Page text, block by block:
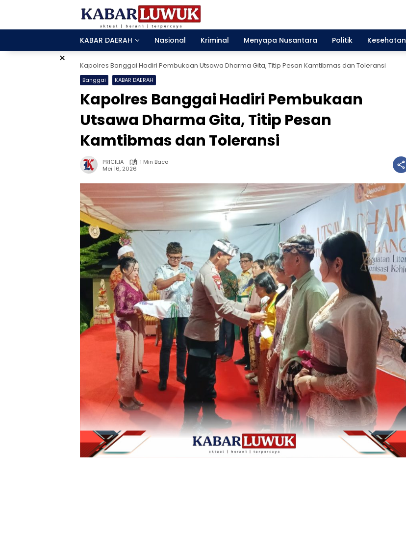
KABAR DAERAH
Nasional Kriminal Menyapa Nusantara Politik Kesehatan
× Kapolres Banggai Hadiri Pembukaan Utsawa Dharma Gita, Titip Pesan Kamtibmas dan Toleransi
Banggai KABAR DAERAH
Kapolres Banggai Hadiri Pembukaan
Utsawa Dharma Gita, Titip Pesan
Kamtibmas dan Toleransi
PRICILIA
1 Min Baca
Mei 16, 2026